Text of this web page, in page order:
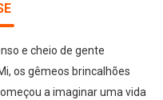
e cheio de gente
os gêmeos brincalhões
a imaginar uma vida